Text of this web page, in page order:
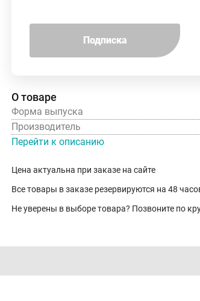
Подписка
О товаре
Форма выпуска
Производитель
Перейти к описанию
Цена актуальна при заказе на сайте
Все товары в заказе резервируются на 48
Не уверены в выборе товара? Позвоните по